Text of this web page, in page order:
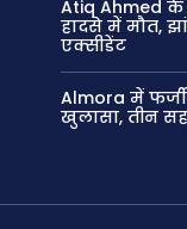
Atiq Ahmed
हादसे में मौत,
एक्सीडेंट
Almora में फर्जी
खुलासा, तीन